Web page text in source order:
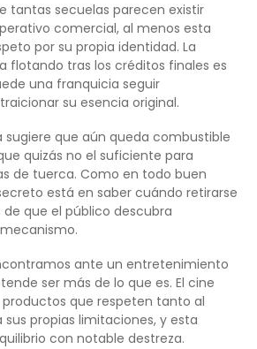
tantas secuelas parecen existir
comercial, al menos esta
por su propia identidad. La
flotando tras los créditos finales es
una franquicia seguir
su esencia original.
sugiere que aún queda combustible
quizás no el suficiente para
de tuerca. Como en todo buen
está en saber cuándo retirarse
que el público descubra
ante un entretenimiento
ser más de lo que es. El cine
que respeten tanto al
propias limitaciones, y esta
con notable destreza.